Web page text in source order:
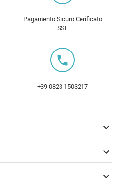
Pagamento Sicuro Cerificato
SSL
local_phone
+39 0823 1503217


